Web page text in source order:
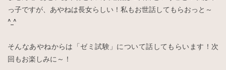
っ子ですが、あやねは長女らしい！私もお世話してもらおっと～
^_^
そんなあやねからは「ゼミ試験」について話してもらいます！次
回もお楽しみに～！